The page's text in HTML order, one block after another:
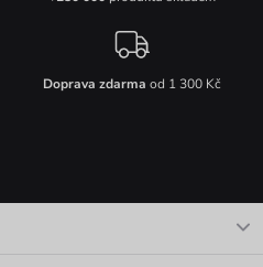
Doprava zdarma od 1 300 Kč